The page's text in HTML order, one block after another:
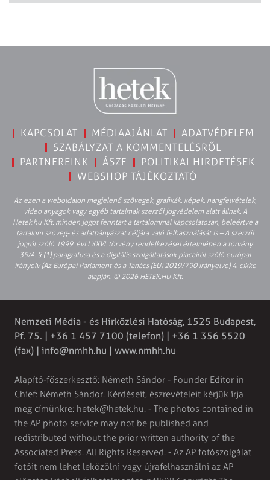
KAPCSOLAT MÉDIAAJÁNLAT
ADATVÉDELEM
SZABÁLYZAT A KOMMENTELÉSRŐL
PARTNEREINK
ÁSZF
POLITIKAI HIRDETÉSEK
WEBSHOP TÁJÉKOZTATÓ
Az ezen a weboldalon megjelenő szövegek, grafikák, képek, hangfelvételek,
video anyagok vagy egyéb tartalmak szerzői jogvédelem alatt állnak. A
Hetek.hu Kft. minden jogot fenntart a tartalommal kapcsolatosan, beleértve a
tartalom szöveg- és adatbányászat céljára való felhasználását is – A szerzői
jogról szóló 1999. évi LXXVI. törvény rendelkezései értelmében a törvény
35/A. § (1) paragrafusa és a digitális szolgáltatások piacairól szóló európai
irányelv (Az Európai Parlament és a Tanács (EU) 2019/790 Irányelve) 4. cikke
alapján. © 2026 HETEK.HU Kft.
Nemzeti Média - és Hírközlési Hatóság, 1525 Budapest,
Pf. 75. | +36 1 457 7100 (telefon) | +36 1 356 5520
(fax) | info@nmhh.hu | www.nmhh.hu
Alapító-főszerkesztő: Németh Sándor - Founder Editor in
Chief: Németh Sándor. Kérdéseit, észrevételeit kérjük írja
meg címünkre: hetek@hetek.hu. - The photos contained in
the AP photo service may not be published and
redistributed without the prior written authority of the
Associated Press. All Rights Reserved. - Az AP fotószolgálat
fotóit nem lehet leközölni vagy újrafelhasználni az AP